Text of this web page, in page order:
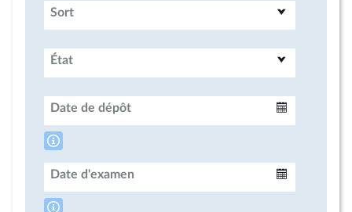
Sort
État
Date de dépôt
Date d'examen